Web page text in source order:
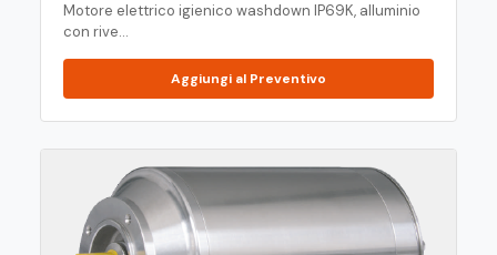
Motore elettrico igienico washdown IP69K, alluminio
con rive...
Aggiungi al Preventivo